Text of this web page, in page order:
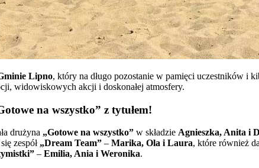
Lipno, który na długo pozostanie w pamięci uczestników i
widowiskowych akcji i doskonałej atmosfery.
na wszystko” z tytułem!
drużyna „Gotowe na wszystko” w składzie Agnieszka, Anita i
zespół „Dream Team” – Marika, Ola i Laura, które również
– Emilia, Ania i Weronika.